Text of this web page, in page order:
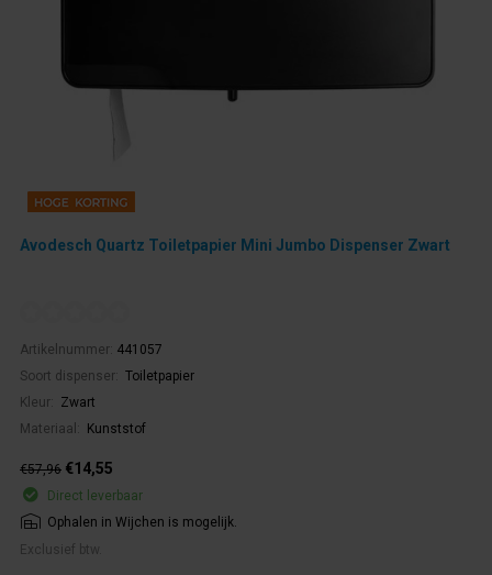
Avodesch Quartz Toiletpapier Mini Jumbo Dispenser Zwart
Artikelnummer: 441057
Soort dispenser:
Toiletpapier
Kleur:
Zwart
Materiaal:
Kunststof
€57,96 €14,55
Direct leverbaar
Ophalen in Wijchen is mogelijk.
Exclusief btw.